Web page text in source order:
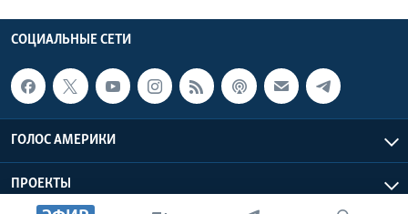
СОЦИАЛЬНЫЕ СЕТИ
ГОЛОС АМЕРИКИ
ПРОЕКТЫ